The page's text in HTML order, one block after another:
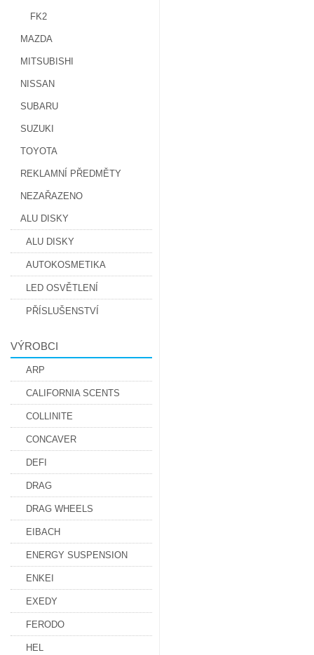
FK2
MAZDA
MITSUBISHI
NISSAN
SUBARU
SUZUKI
TOYOTA
REKLAMNÍ PŘEDMĚTY
NEZAŘAZENO
ALU DISKY
ALU DISKY
AUTOKOSMETIKA
LED OSVĚTLENÍ
PŘÍSLUŠENSTVÍ
VÝROBCI
ARP
CALIFORNIA SCENTS
COLLINITE
CONCAVER
DEFI
DRAG
DRAG WHEELS
EIBACH
ENERGY SUSPENSION
ENKEI
EXEDY
FERODO
HEL